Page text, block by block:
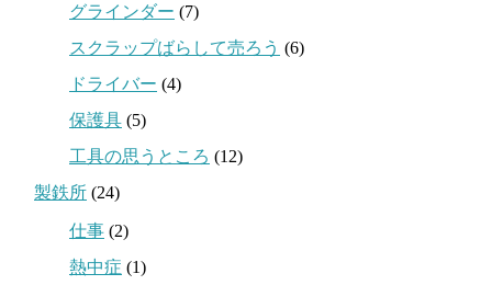
グラインダー (7)
スクラップばらして売ろう (6)
ドライバー (4)
保護具 (5)
工具の思うところ (12)
製鉄所 (24)
仕事 (2)
熱中症 (1)